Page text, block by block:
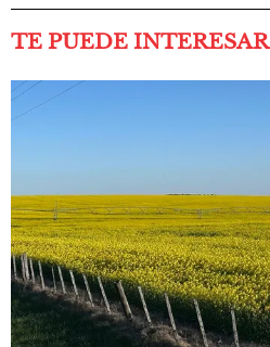
TE PUEDE INTERESAR